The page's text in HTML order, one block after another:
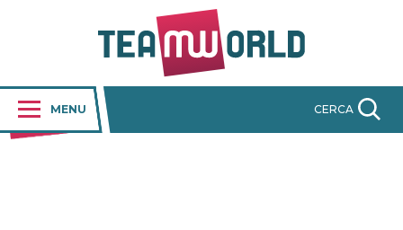
MENU CERCA